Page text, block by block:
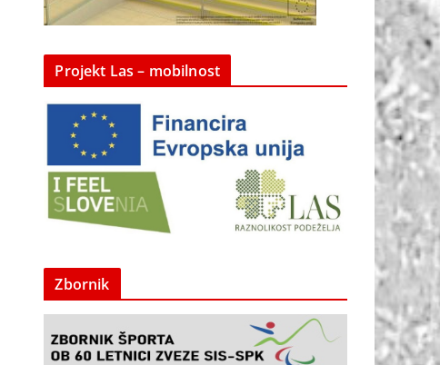
Projekt Las – mobilnost
Zbornik